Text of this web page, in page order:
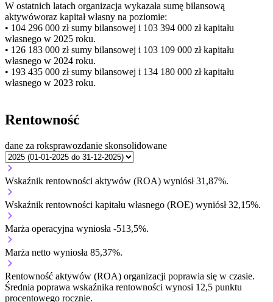
W ostatnich latach organizacja wykazała sumę bilansową
aktywóworaz kapitał własny na poziomie:
• 104 296 000 złsumy bilansowej i 103 394 000 zł kapitału
własnego w 2025 roku.
• 126 183 000 złsumy bilansowej i 103 109 000 zł kapitału
własnego w 2024 roku.
• 193 435 000 złsumy bilansowej i 134 180 000 zł kapitału
własnego w 2023 roku.
Rentowność
dane za roksprawozdanie skonsolidowane
Wskaźnik rentowności aktywów (ROA) wyniósł 31,87%.
Wskaźnik rentowności kapitału własnego (ROE) wyniósł 32,15%.
Marża operacyjna wyniosła -513,5%.
Marża netto wyniosła 85,37%.
Rentowność aktywów (ROA) organizacji poprawia się w czasie.
Średnia poprawa wskaźnika rentowności wynosi 12,5 punktu
procentowego rocznie.